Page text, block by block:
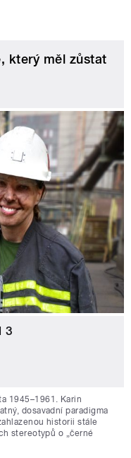
který měl zůstat
3
1945–1961. Karin
dosavadní paradigma
historii stále
stereotypů o „černé